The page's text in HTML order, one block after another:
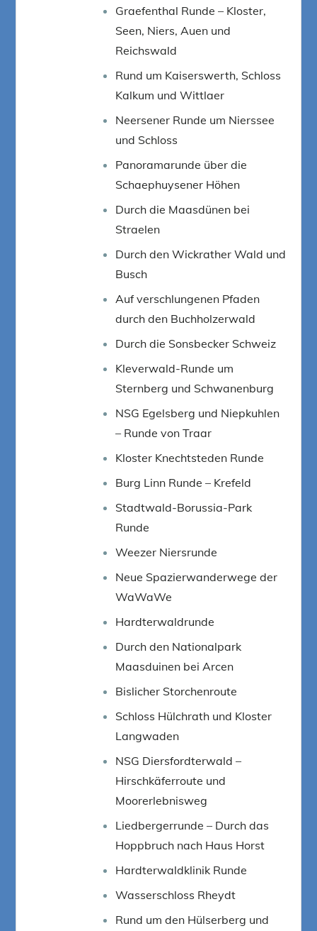
Graefenthal Runde – Kloster,
Seen, Niers, Auen und
Reichswald
Rund um Kaiserswerth, Schloss
Kalkum und Wittlaer
Neersener Runde um Nierssee
und Schloss
Panoramarunde über die
Schaephuysener Höhen
Durch die Maasdünen bei
Straelen
Durch den Wickrather Wald und
Busch
Auf verschlungenen Pfaden
durch den Buchholzerwald
Durch die Sonsbecker Schweiz
Kleverwald-Runde um
Sternberg und Schwanenburg
NSG Egelsberg und Niepkuhlen
– Runde von Traar
Kloster Knechtsteden Runde
Burg Linn Runde – Krefeld
Stadtwald-Borussia-Park
Runde
Weezer Niersrunde
Neue Spazierwanderwege der
WaWaWe
Hardterwaldrunde
Durch den Nationalpark
Maasduinen bei Arcen
Bislicher Storchenroute
Schloss Hülchrath und Kloster
Langwaden
NSG Diersfordterwald –
Hirschkäferroute und
Moorerlebnisweg
Liedbergerrunde – Durch das
Hoppbruch nach Haus Horst
Hardterwaldklinik Runde
Wasserschloss Rheydt
Rund um den Hülserberg und